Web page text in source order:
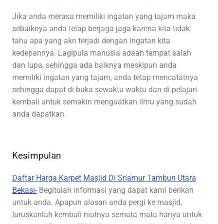
Jika anda merasa memiliki ingatan yang tajam maka
sebaiknya anda tetap berjaga jaga karena kita tidak
tahu apa yang akn terjadi dengan ingatan kita
kedepannya. Lagipula manusia adaah tempat salah
dan lupa, sehingga ada baiknya meskipun anda
memiliki ingatan yang tajam, anda tetap mencatatnya
sehingga dapat di buka sewaktu waktu dan di pelajari
kembali untuk semakin menguatkan ilmu yang sudah
anda dapatkan.
Kesimpulan
Daftar Harga Karpet Masjid Di Sriamur Tambun Utara
Bekasi- Begitulah informasi yang dapat kami berikan
untuk anda. Apapun alasan anda pergi ke masjid,
luruskanlah kembali niatnya semata mata hanya untuk